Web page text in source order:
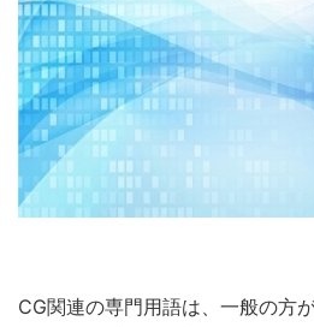
CG関連の専門用語は、一般の方